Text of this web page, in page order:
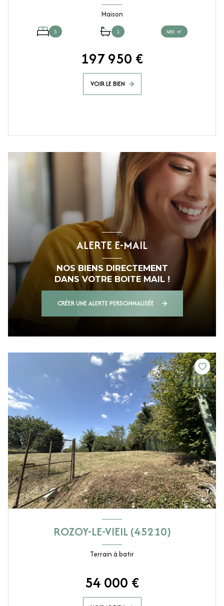
Maison
3 1 480 ㎡
197 950 €
VOIR LE BIEN
ALERTE E-MAIL
NOS BIENS DIRECTEMENT
DANS VOTRE BOITE MAIL !
CRÉER UNE ALERTE PERSONNALISÉE
ROZOY-LE-VIEIL (45210)
Terrain à batir
54 000 €